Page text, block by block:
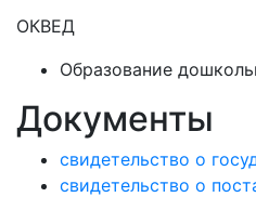
ОКВЕД
Образование
Документы
свидетельство о
свидетельство о